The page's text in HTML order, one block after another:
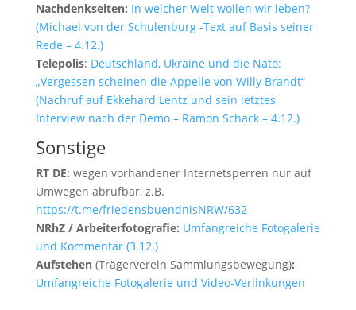
Nachdenkseiten: In welcher Welt wollen wir leben?
(Michael von der Schulenburg -Text auf Basis seiner
Rede – 4.12.)
Telepolis: Deutschland, Ukraine und die Nato:
„Vergessen scheinen die Appelle von Willy Brandt“
(Nachruf auf Ekkehard Lentz und sein letztes
Interview nach der Demo – Ramon Schack – 4.12.)
Sonstige
RT DE: wegen vorhandener Internetsperren nur auf
Umwegen abrufbar, z.B.
https://t.me/friedensbuendnisNRW/632
NRhZ / Arbeiterfotografie: Umfangreiche Fotogalerie
und Kommentar (3.12.)
Aufstehen(Trägerverein Sammlungsbewegung):
Umfangreiche Fotogalerie und Video-Verlinkungen